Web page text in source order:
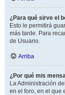
¿Para qué sirve el
Esto le permitirá
más tarde. Para
de Usuario.
Arriba
¿Por qué mis
La Administración
en el foro, en el que